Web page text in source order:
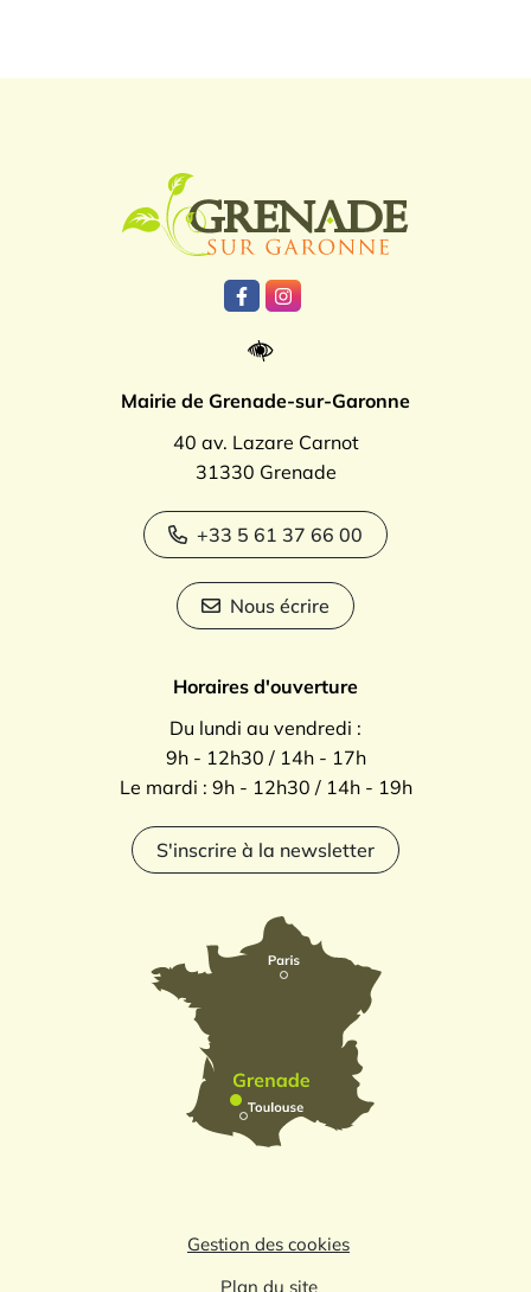
Lien vers le compte Facebook
Lien vers le compte
Mairie de Grenade-sur-Garonne
40 av. Lazare Carnot
31330 Grenade
+33 5 61 37 66 00
Nous écrire
Horaires d'ouverture
Du lundi au vendredi :
9h - 12h30 / 14h - 17h
Le mardi : 9h - 12h30 / 14h - 19h
S'inscrire à la newsletter
Gestion des cookies
Plan du site